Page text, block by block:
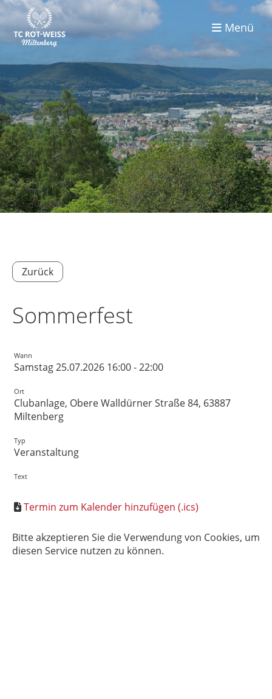
Menü
Zurück
Sommerfest
Wann
Samstag 25.07.2026 16:00 - 22:00
Ort
Clubanlage, Obere Walldürner Straße 84, 63887
Miltenberg
Typ
Veranstaltung
Text
Termin zum Kalender hinzufügen (.ics)
Bitte akzeptieren Sie die Verwendung von Cookies, um
diesen Service nutzen zu können.